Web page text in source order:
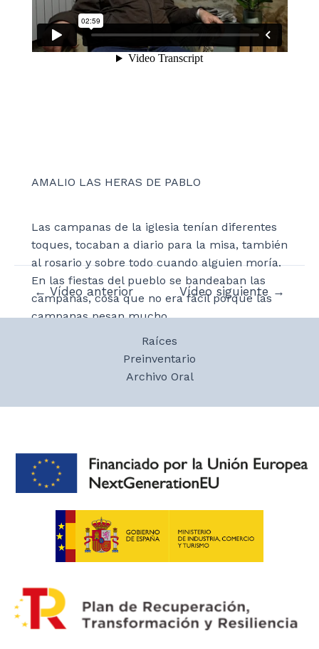
AMALIO LAS HERAS DE PABLO
Las campanas de la iglesia tenían diferentes
toques, tocaban a diario para la misa, también
al rosario y sobre todo cuando alguien moría.
En las fiestas del pueblo se bandeaban las
campanas, cosa que no era fácil porque las
campanas pesan mucho.
Navegación
← Vídeo anterior Vídeo siguiente →
Raíces
Preinventario
Archivo Oral